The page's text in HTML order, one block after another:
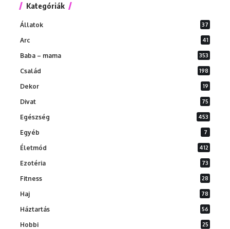
Kategóriák
Állatok 37
Arc 41
Baba – mama 353
Család 198
Dekor 19
Divat 75
Egészség 453
Egyéb 7
Életmód 412
Ezotéria 73
Fitness 28
Haj 78
Háztartás 56
Hobbi 25